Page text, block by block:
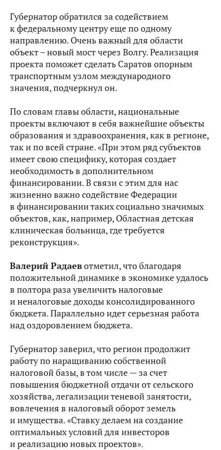
Губернатор обратился за содействием
к федеральному центру еще по одному
направлению. Очень важный для области
объект – новый мост через Волгу. Реализация
проекта поможет сделать Саратов опорным
транспортным узлом международного
значения, подчеркнул он.
По словам главы области, национальные
проекты включают в себя важнейшие объекты
образования и здравоохранения, как в регионе,
так и по всей стране. «При этом ряд субъектов
имеет свою специфику, которая создает
необходимость в дополнительном
финансировании. В связи с этим для нас
жизненно важно содействие Федерации
в финансировании таких социально значимых
объектов, как, например, Областная детская
клиническая больница, где требуется
реконструкция».
Валерий Радаевотметил, что благодаря
положительной динамике в экономике удалось
в полтора раза увеличить налоговые
и неналоговые доходы консолидированного
бюджета. Параллельно идет серьезная работа
над оздоровлением бюджета.
Губернатор заверил, что регион продолжит
работу по наращиванию собственной
налоговой базы, в том числе — за счет
повышения бюджетной отдачи от сельского
хозяйства, легализации теневой занятости,
вовлечения в налоговый оборот земель
и имущества. «Ставку делаем на создание
оптимальных условий для инвесторов
и реализацию новых проектов».